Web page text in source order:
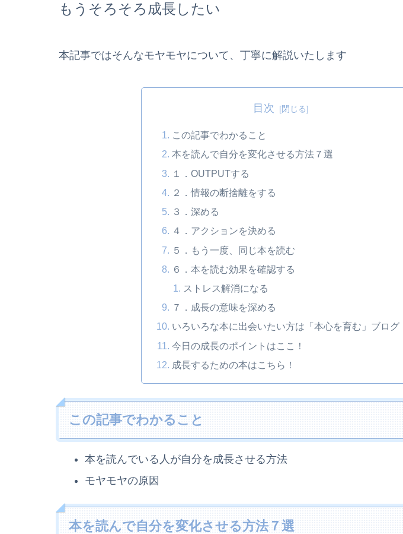
もうそろそろ成長したい
本記事ではそんなモヤモヤについて、丁寧に解説いたします
目次
この記事でわかること
本を読んで自分を変化させる方法７選
１．OUTPUTする
２．情報の断捨離をする
３．深める
４．アクションを決める
５．もう一度、同じ本を読む
６．本を読む効果を確認する
ストレス解消になる
７．成長の意味を深める
いろいろな本に出会いたい方は「本心を育む」ブログ
今日の成長のポイントはここ！
成長するための本はこちら！
この記事でわかること
本を読んでいる人が自分を成長させる方法
モヤモヤの原因
本を読んで自分を変化させる方法７選